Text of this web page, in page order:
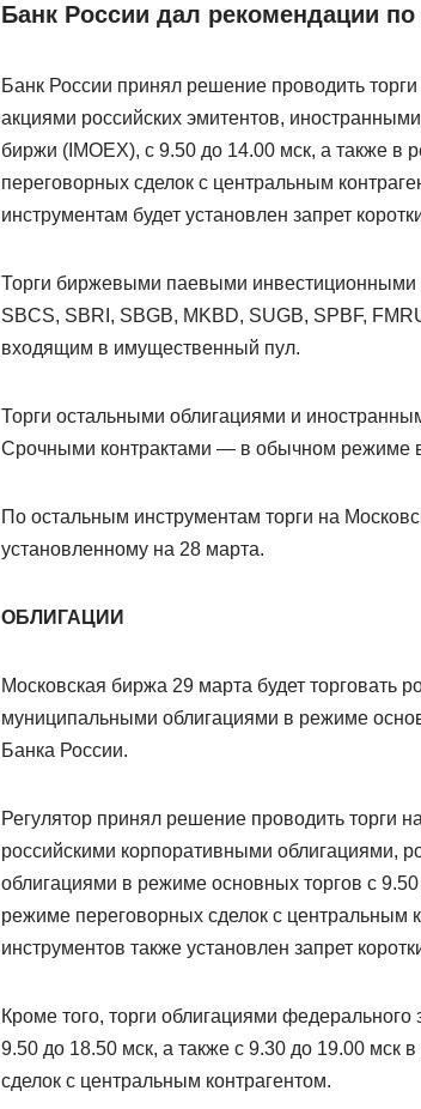
Банк России дал рекомендации
Банк России принял решение проводить
акциями российских эмитентов,
биржи (IMOEX), с 9.50 до 14.00 мск, а также
переговорных сделок с центральным
инструментам будет установлен запрет
Торги биржевыми паевыми инвестиционными
SBCS, SBRI, SBGB, MKBD, SUGB, SPBF,
входящим в имущественный пул.
Торги остальными облигациями и
Срочными контрактами — в обычном режиме
По остальным инструментам торги на
установленному на 28 марта.
ОБЛИГАЦИИ
Московская биржа 29 марта будет торговать
муниципальными облигациями в режиме
Банка России.
Регулятор принял решение проводить
российскими корпоративными облигациями,
облигациями в режиме основных торгов с
режиме переговорных сделок с центральным
инструментов также установлен запрет
Кроме того, торги облигациями
9.50 до 18.50 мск, а также с 9.30 до 19.00 мск
сделок с центральным контрагентом.